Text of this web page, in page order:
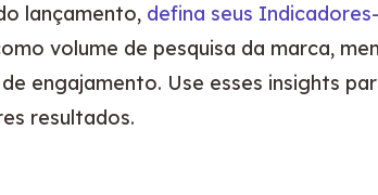
lançamento, defina seus
volume de pesquisa da marca,
engajamento. Use esses insights
resultados.